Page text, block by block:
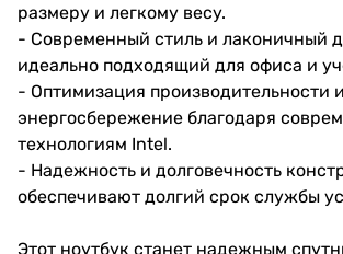
размеру и легкому весу.
- Современный стиль и лаконичный
идеально подходящий для офиса и
- Оптимизация производительности и
энергосбережение благодаря
технологиям Intel.
- Надежность и долговечность
обеспечивают долгий срок службы
Этот ноутбук станет надежным